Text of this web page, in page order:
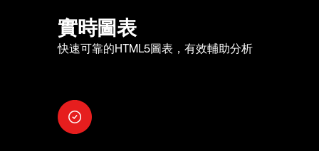
實時圖表
快速可靠的HTML5圖表，有效輔助分析